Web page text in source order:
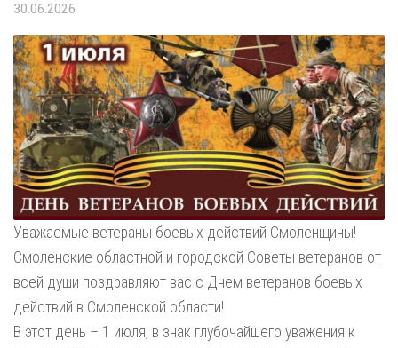
30.06.2026
Уважаемые ветераны боевых действий Смоленщины!
Смоленские областной и городской Советы ветеранов от
всей души поздравляют вас с Днем ветеранов боевых
действий в Смоленской области!
В этот день – 1 июля, в знак глубочайшего уважения к